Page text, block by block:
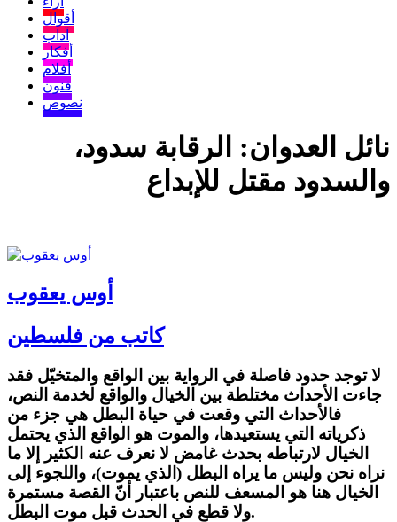
أقوال
آداب
أفكار
أفلام
فنون
نصوص
نائل العدوان: الرقابة سدود،
والسدود مقتل للإبداع
أوس يعقوب
كاتب من فلسطين
لا توجد حدود فاصلة في الرواية بين الواقع والمتخيّل فقد
جاءت الأحداث مختلطة بين الخيال والواقع لخدمة النص،
فالأحداث التي وقعت في حياة البطل هي جزء من
ذكرياته التي يستعيدها، والموت هو الواقع الذي يحتمل
الخيال لارتباطه بحدث غامض لا نعرف عنه الكثير إلا ما
نراه نحن وليس ما يراه البطل (الذي يموت)، واللجوء إلى
الخيال هنا هو المسعف للنص باعتبار أنّ القصة مستمرة
ولا قطع في الحدث قبل موت البطل.